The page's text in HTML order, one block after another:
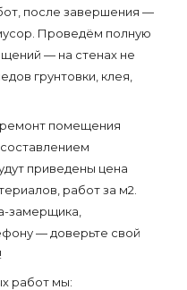
после завершения —
Проведём полную
— на стенах не
грунтовки, клея,
помещения
приведены цена
работ за м2
замерщика,
— доверьте свой
работ мы: